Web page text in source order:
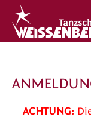
ACHTUNG: